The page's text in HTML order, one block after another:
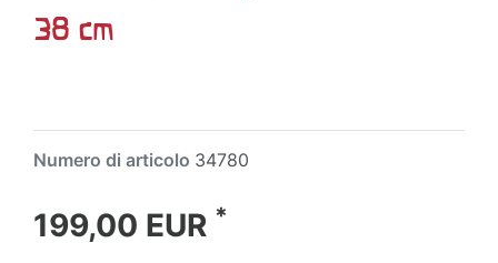
38 cm
Numero di articolo 34780
199,00 EUR *